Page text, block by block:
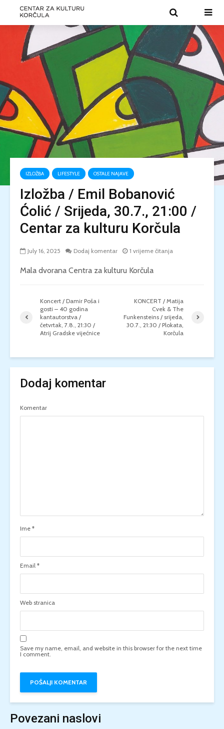
IZLOŽBA LIFESTYLE OSTALE NAJAVE
Izložba / Emil Bobanović
Ćolić / Srijeda, 30.7., 21:00 /
Centar za kulturu Korčula
July 16, 2025 Dodaj komentar 1 vrijeme čitanja
Mala dvorana Centra za kulturu Korčula
Koncert / Damir Poša i
gosti – 40 godina
kantautorstva /
četvrtak, 7.8., 21:30 /
Atrij Gradske vijećnice
KONCERT / Matija
Cvek & The
Funkensteins / srijeda,
30.7., 21:30 / Plokata,
Korčula
Dodaj komentar
Komentar
Ime *
Email *
Web stranica
Save my name, email, and website in this browser for the next time
I comment.
Povezani naslovi